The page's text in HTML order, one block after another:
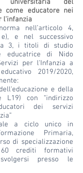
universitaria del
come educatore nei
l'infanzia
nell’articolo 4,
e nel successivo
3, i titoli di studio
educatrice di Nido
per l'Infanzia a
2019/2020,
e della
L19) con “indirizzo
dei servizi
a ciclo unico in
Primaria,
di specializzazione
crediti formativi
presso le